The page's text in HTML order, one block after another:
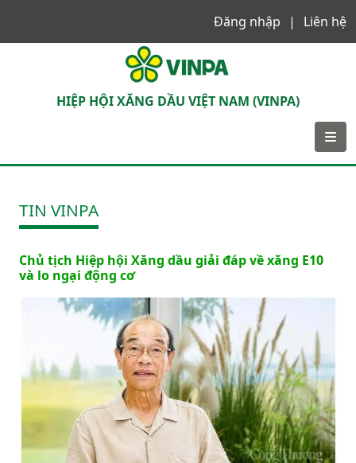
Đăng nhập
Liên hệ
HIỆP HỘI XĂNG DẦU VIỆT NAM (VINPA)
TIN VINPA
Chủ tịch Hiệp hội Xăng dầu giải đáp về xăng E10
và lo ngại động cơ